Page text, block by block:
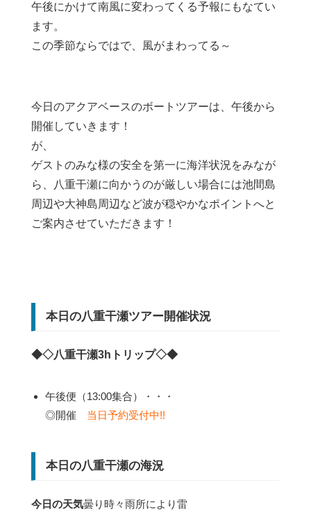
午後にかけて南風に変わってくる予報にもなてい
ます。
この季節ならではで、風がまわってる～
今日のアクアベースのボートツアーは、午後から
開催していきます！
が、
ゲストのみな様の安全を第一に海洋状況をみなが
ら、八重干瀬に向かうのが厳しい場合には池間島
周辺や大神島周辺など波が穏やかなポイントへと
ご案内させていただきます！
本日の八重干瀬ツアー開催状況
◆◇八重干瀬3hトリップ◇◆
午後便（13:00集合）・・・
◎開催 当日予約受付中!!
本日の八重干瀬の海況
今日の天気曇り時々雨所により雷